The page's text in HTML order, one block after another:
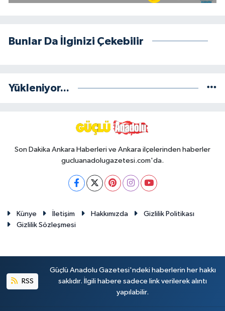
Bunlar Da İlginizi Çekebilir
Yükleniyor...
Son Dakika Ankara Haberleri ve Ankara ilçelerinden haberler
gucluanadolugazetesi.com'da.
Künye İletişim Hakkımızda
Gizlilik Politikası
Gizlilik Sözleşmesi
RSS
Güçlü Anadolu Gazetesi'ndeki haberlerin her hakkı
saklıdır. İlgili habere sadece link verilerek alıntı
yapılabilir.